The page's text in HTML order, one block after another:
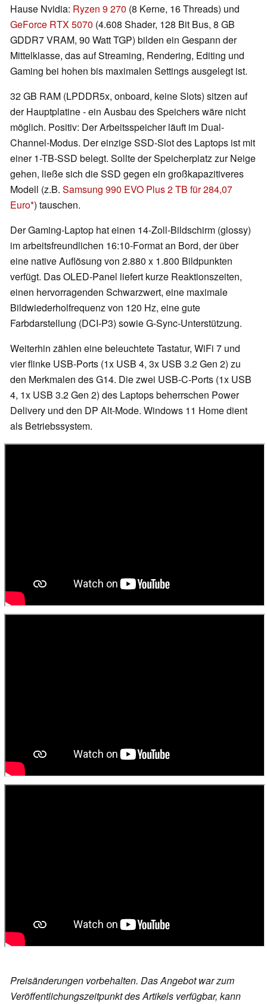
Hause Nvidia: Ryzen 9 270 (8 Kerne, 16 Threads) und
GeForce RTX 5070 (4.608 Shader, 128 Bit Bus, 8 GB
GDDR7 VRAM, 90 Watt TGP) bilden ein Gespann der
Mittelklasse, das auf Streaming, Rendering, Editing und
Gaming bei hohen bis maximalen Settings ausgelegt ist.
32 GB RAM (LPDDR5x, onboard, keine Slots) sitzen auf
der Hauptplatine - ein Ausbau des Speichers wäre nicht
möglich. Positiv: Der Arbeitsspeicher läuft im Dual-
Channel-Modus. Der einzige SSD-Slot des Laptops ist mit
einer 1-TB-SSD belegt. Sollte der Speicherplatz zur Neige
gehen, ließe sich die SSD gegen ein großkapazitiveres
Modell (z.B. Samsung 990 EVO Plus 2 TB für 284,07
Euro ) tauschen.
Der Gaming-Laptop hat einen 14-Zoll-Bildschirm (glossy)
im arbeitsfreundlichen 16:10-Format an Bord, der über
eine native Auflösung von 2.880 x 1.800 Bildpunkten
verfügt. Das OLED-Panel liefert kurze Reaktionszeiten,
einen hervorragenden Schwarzwert, eine maximale
Bildwiederholfrequenz von 120 Hz, eine gute
Farbdarstellung (DCI-P3) sowie G-Sync-Unterstützung.
Weiterhin zählen eine beleuchtete Tastatur, WiFi 7 und
vier flinke USB-Ports (1x USB 4, 3x USB 3.2 Gen 2) zu
den Merkmalen des G14. Die zwei USB-C-Ports (1x USB
4, 1x USB 3.2 Gen 2) des Laptops beherrschen Power
Delivery und den DP Alt-Mode. Windows 11 Home dient
als Betriebssystem.
Preisänderungen vorbehalten. Das Angebot war zum
Veröffentlichungszeitpunkt des Artikels verfügbar, kann